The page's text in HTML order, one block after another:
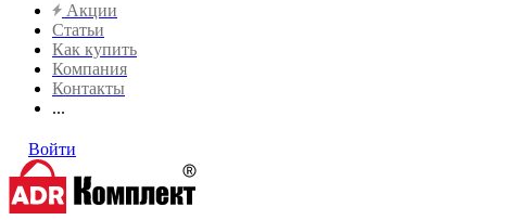
Акции
Статьи
Как купить
Компания
Контакты
...
Войти